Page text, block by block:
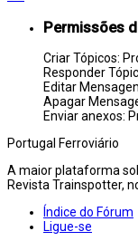
Permissões
Criar Tópicos:
Responder
Editar
Apagar
Enviar anexos:
Portugal Ferroviário
A maior plataforma
Revista Trainspotter,
Índice do Fórum
Ligue-se